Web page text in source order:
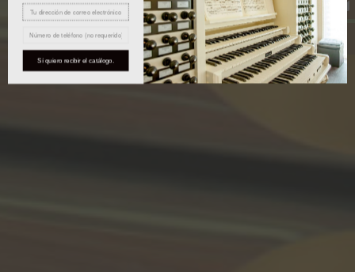
Sí quiero recibir el catálogo.